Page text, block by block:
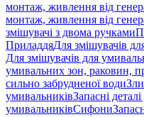
монтаж, живлення від
монтаж, живлення від
змішувачі з двома ручками
ПриладдяДля змішувачів
Для змішувачів для
умивальних зон, раковин,
сильно забрудненої води
умивальниківЗапасні
умивальниківСифони